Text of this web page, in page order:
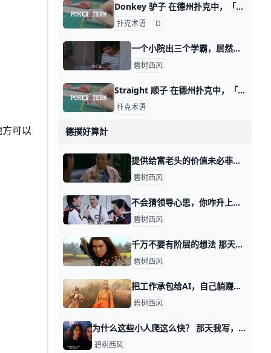
可以
Donkey 驴子 在德州扑克中，「Donkey」（驴子）通常用来描述一位玩家在游戏中表现愚蠢、不专业或犯下明显错误的情况。这个术语常被用来形容那些对游戏规则和
扑克术语 D
一个小院出三个学霸，居然还这么会做生意 继续昨天的话题，昨天我提到《小巷人家》。 有看过的读者感慨，邻居两家人，出了一个同济，两个上交，居然还都这么会做生意。 这得是什么风水。 这不是风
碧树西风
Straight 顺子 在德州扑克中，「Straight」意指一种牌型， 也就是五张连续的牌，通常翻译为「顺子」。这五张牌可以是不同花色，但必须是连续的数字。例如，一
扑克术语
德撲好算計
提供给富老头的价值未必非得是你自己身上的 那天我写这年头该怎么赚钱时，有个在美国工作的，副业做一对一家教的读者问，怎么打开富老头的圈子。 我说终归得提供价值，对方看得上的价值。 有其他读
碧树西风
不会猜领导心思，你咋升上去呢？ 那天我写这年头该怎么赚钱时，我说表演型的工作，很多人是不过滤的，简单说就是拿手下当小白鼠。 你自己去撞南墙吧。 有读者看了之后，感慨说，过滤干净
碧树西风
千万不要有阶层的想法 那天我写，这年头该怎么赚钱时，有读者留言问我说，可不可以认为那四种不同方式下，阶层有所抬升？ 首先，我纠正你一个想法，当然这个想法很普遍，就是
碧树西风
把工作承包给AI，自己躺赚差价？ 那天我写，这年头该怎么赚钱时，有读者问我，如果自己从事的是耗材型的工作，又无心提升。 是不是只要用好AI，让它去当耗材替身，就会迎来春天？ 就像
碧树西风
为什么这些小人爬这么快？ 那天我写，这年头该怎么赚钱时，有个读者留言问我： 他说，他感觉，好像那四个类型，无论哪个，都是小人爬的更加快。 按说不该这么讲，因为有些书生气，
碧树西风